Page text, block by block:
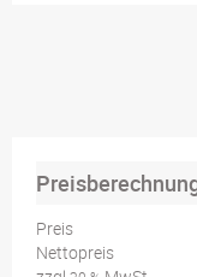
Preis
Nettopreis